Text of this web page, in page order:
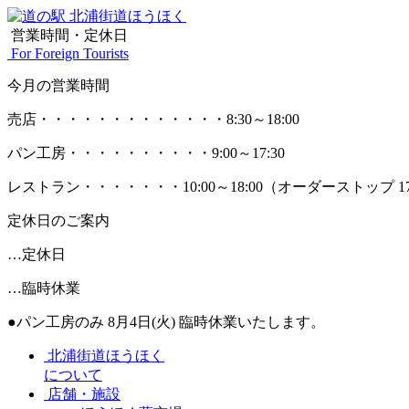
営業時間・定休日
For Foreign Tourists
今月の営業時間
売店 ・・・・・・・・・・・・・ 8:30～18:00
パン工房 ・・・・・・・・・・ 9:00～17:30
レストラン ・・・・・・・ 10:00～18:00 （オーダーストップ
定休日のご案内
…定休日
…臨時休業
●パン工房のみ 8月4日(火) 臨時休業いたします。
北浦街道ほうほく
について
店舗・施設